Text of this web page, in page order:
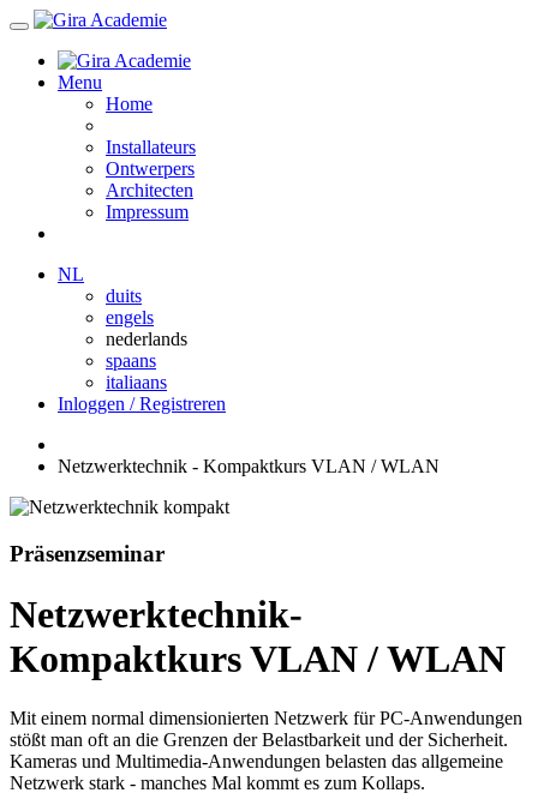
Menu
Home
Installateurs
Ontwerpers
Architecten
Impressum
NL
duits
engels
nederlands
spaans
italiaans
Inloggen / Registreren
Netzwerktechnik - Kompaktkurs VLAN / WLAN
Präsenzseminar
Netzwerktechnik-
Kompaktkurs VLAN / WLAN
Mit einem normal dimensionierten Netzwerk für PC-Anwendungen
stößt man oft an die Grenzen der Belastbarkeit und der Sicherheit.
Kameras und Multimedia-Anwendungen belasten das allgemeine
Netzwerk stark - manches Mal kommt es zum Kollaps.